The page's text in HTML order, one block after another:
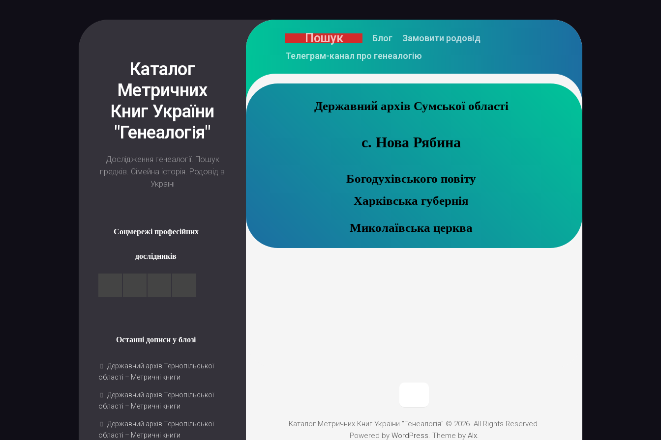
Каталог
Метричних
Книг України
"Генеалогія"
Дослідження генеалогії. Пошук
предків. Сімейна історія. Родовід в
Україні
Соцмережі професійних
дослідників
Останні дописи у блозі
Державний архів Тернопільської
області – Метричні книги
Державний архів Тернопільської
області – Метричні книги
Державний архів Тернопільської
області – Метричні книги
Пошук Блог
Замовити родовід
Телеграм-канал про генеалогію
Державний архів Сумської області
с. Нова Рябина
Богодухівського повіту
Харківська губернія
Миколаївська церква
Каталог Метричних Книг України "Генеалогія" © 2026. All Rights Reserved.
Powered by WordPress. Theme by Alx.